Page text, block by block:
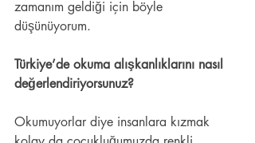
zamanım geldiği için böyle
düşünüyorum.
Türkiye’de okuma alışkanlıklarını nasıl
değerlendiriyorsunuz?
Okumuyorlar diye insanlara kızmak